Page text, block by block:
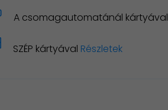
A csomagautomatánál kártyával
SZÉP kártyával Részletek